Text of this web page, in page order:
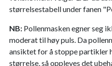
størrelsestabell under fanen
NB: Pollenmasken egner seg
moderat til høy puls. Da
ansiktet for å stoppe partikler
størrelse, så oppleves det